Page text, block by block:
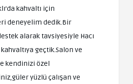
kahvaltı için
deneyelim dedik.Bir
alarak tavsiyesiyle Hacı
kahvaltıya geçtik.Salon ve
kendinizi özel
yüzlü çalışan ve